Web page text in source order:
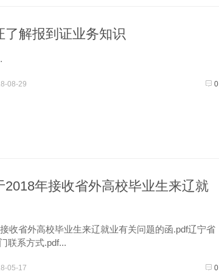
了解报到证业务知识
0
08-29
2018年接收省外高校毕业生来辽就
收省外高校毕业生来辽就业有关问题的函.pdf辽宁省
联系方式.pdf...
0
05-17